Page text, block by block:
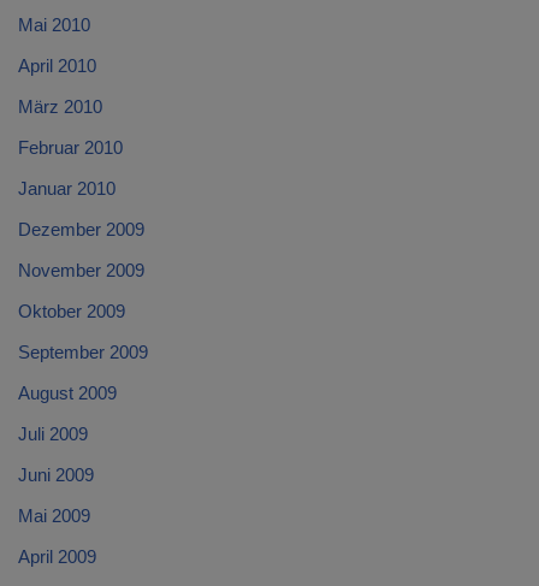
Mai 2010
April 2010
März 2010
Februar 2010
Januar 2010
Dezember 2009
November 2009
Oktober 2009
September 2009
August 2009
Juli 2009
Juni 2009
Mai 2009
April 2009